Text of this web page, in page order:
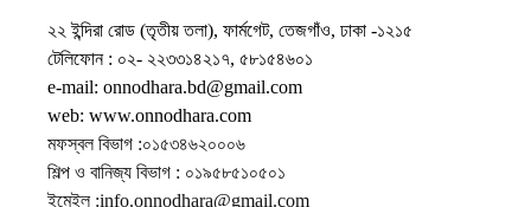
২২ ইন্দিরা রোড (তৃতীয় তলা), ফার্মগেট, তেজগাঁও, ঢাকা -১২১৫
টেলিফোন : ০২- ২২৩৩১৪২১৭, ৫৮১৫৪৬০১
e-mail: onnodhara.bd@gmail.com
web: www.onnodhara.com
মফস্বল বিভাগ :০১৫৩৪৬২০০০৬
শিল্প ও বানিজ্য বিভাগ : ০১৯৫৮৫১০৫০১
ইমেইল :info.onnodhara@gmail.com